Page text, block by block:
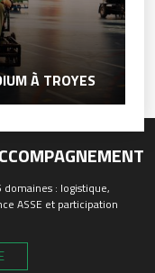
À TROYES
: logistique,
ASSE et participation